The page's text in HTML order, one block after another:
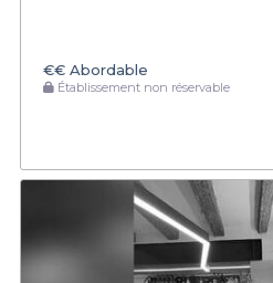
€€ Abordable
Établissement non réservable